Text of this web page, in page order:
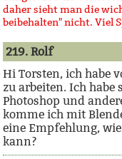
daher sieht man die
beibehalten" nicht. Viel
219. Rolf
Hi Torsten, ich habe
zu arbeiten. Ich
Photoshop und
komme ich mit
eine Empfehlung,
kann?